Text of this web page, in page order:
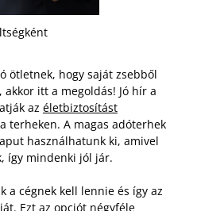
ötletnek, hogy saját zsebből
itt a megoldás! Jó hír a
az életbiztosítást
terheken. A magas adóterhek
használhatunk ki, amivel
így mindenki jól jár.
a cégnek kell lennie és így az
Ezt az opciót négyféle